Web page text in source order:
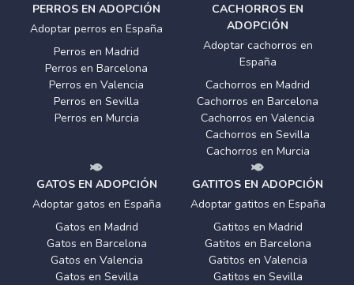
PERROS EN ADOPCIÓN
Adoptar perros en España
Perros en Madrid
Perros en Barcelona
Perros en Valencia
Perros en Sevilla
Perros en Murcia
CACHORROS EN
ADOPCIÓN
Adoptar cachorros en
España
Cachorros en Madrid
Cachorros en Barcelona
Cachorros en Valencia
Cachorros en Sevilla
Cachorros en Murcia
GATOS EN ADOPCIÓN
Adoptar gatos en España
Gatos en Madrid
Gatos en Barcelona
Gatos en Valencia
Gatos en Sevilla
GATITOS EN ADOPCIÓN
Adoptar gatitos en España
Gatitos en Madrid
Gatitos en Barcelona
Gatitos en Valencia
Gatitos en Sevilla